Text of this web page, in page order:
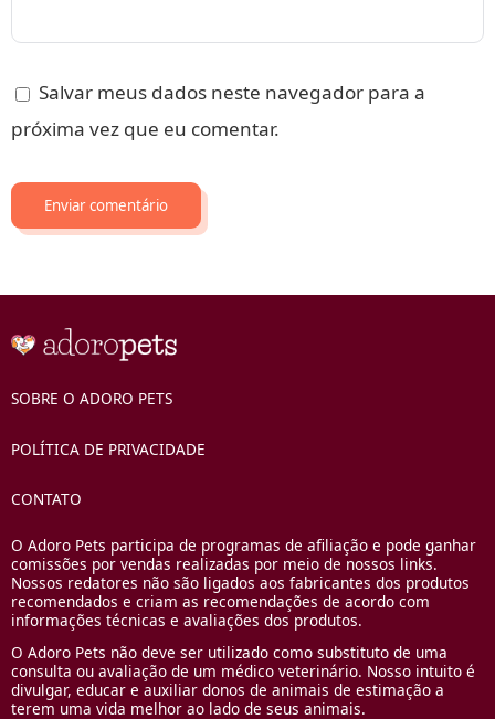
Salvar meus dados neste navegador para a
próxima vez que eu comentar.
SOBRE O ADORO PETS
POLÍTICA DE PRIVACIDADE
CONTATO
O Adoro Pets participa de programas de afiliação e pode ganhar
comissões por vendas realizadas por meio de nossos links.
Nossos redatores não são ligados aos fabricantes dos produtos
recomendados e criam as recomendações de acordo com
informações técnicas e avaliações dos produtos.
O Adoro Pets não deve ser utilizado como substituto de uma
consulta ou avaliação de um médico veterinário. Nosso intuito é
divulgar, educar e auxiliar donos de animais de estimação a
terem uma vida melhor ao lado de seus animais.